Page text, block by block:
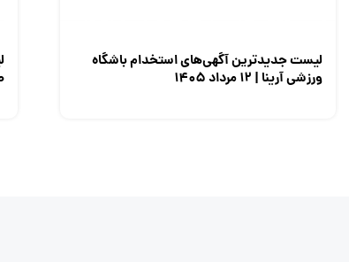
لیست جدیدترین آگهی‌های استخدام باشگاه
ورزشی آرینا | ۱۲ مرداد ۱۴۰۵